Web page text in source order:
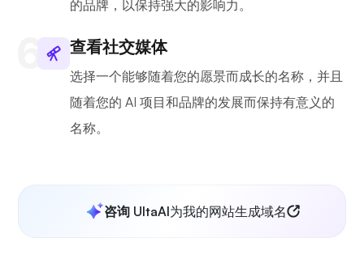
的品牌，以保持强大的影响力。
查看社交媒体
选择一个能够随着您的愿景而成长的名称，并且
随着您的 AI 项目和品牌的发展而保持有意义的
名称。
咨询 UltaAI为我的网站生成域名